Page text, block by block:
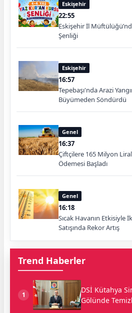
Eskişehir
22:55
Eskişehir İl
Şenliği
Eskişehir
16:57
Tepebaşı'nda Arazi
Büyümeden Söndürdü
Genel
16:37
Çiftçilere 165 Milyon
Ödemesi Başladı
Genel
16:18
Sıcak Havanın
Satışında Rekor Artış
Trend Haberler
1
DSİ Kütahya
Gölünde